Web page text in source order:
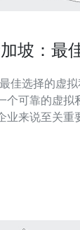
坡：最
选择的虚拟私
个可靠的虚拟
业来说至关重